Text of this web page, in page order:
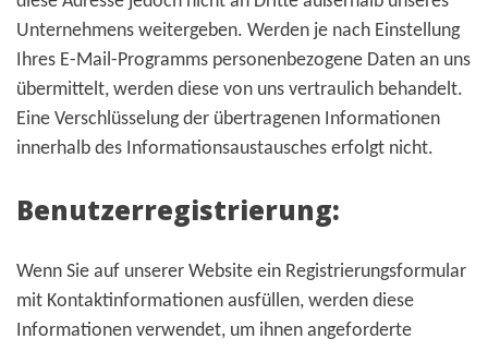
Unternehmens weitergeben. Werden je nach Einstellung
Ihres E-Mail-Programms personenbezogene Daten an uns
übermittelt, werden diese von uns vertraulich behandelt.
Eine Verschlüsselung der übertragenen Informationen
innerhalb des Informationsaustausches erfolgt nicht.
Benutzerregistrierung:
Wenn Sie auf unserer Website ein Registrierungsformular
mit Kontaktinformationen ausfüllen, werden diese
Informationen verwendet, um ihnen angeforderte